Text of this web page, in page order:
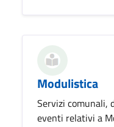
Modulistica
Servizi comunali,
eventi relativi a